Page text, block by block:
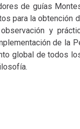
de guías
para la obtención
y
de la
global de todos